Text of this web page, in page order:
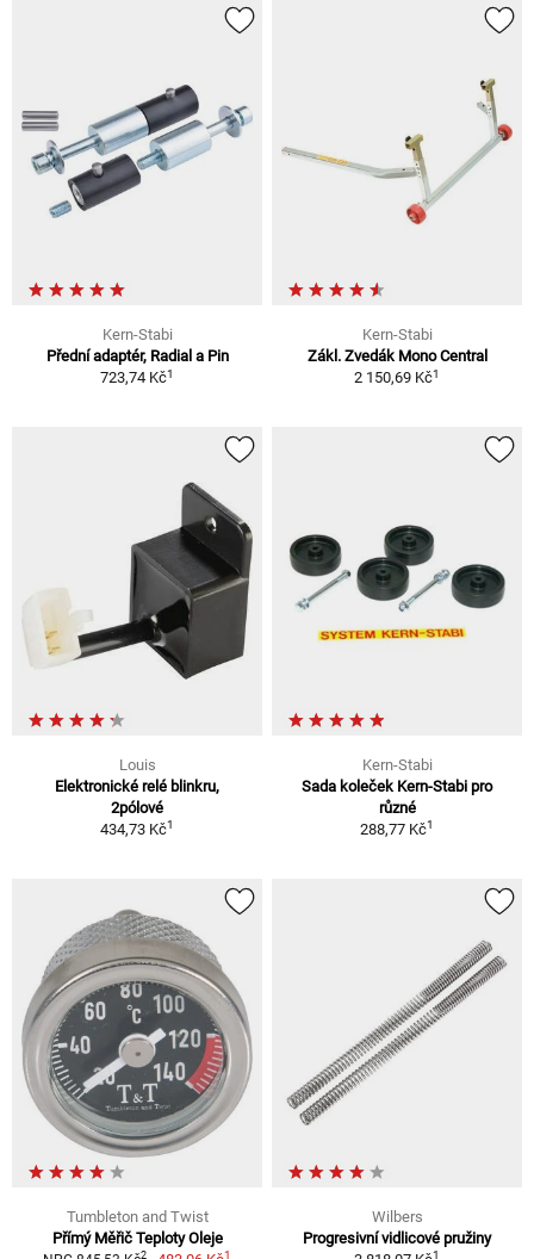
Kern-Stabi
Přední adaptér, Radial a Pin
723,74 Kč1
Kern-Stabi
Zákl. Zvedák Mono Central
2 150,69 Kč1
Louis
Elektronické relé blinkru,
2pólové
434,73 Kč1
Kern-Stabi
Sada koleček Kern-Stabi pro
různé
288,77 Kč1
Tumbleton and Twist
Přímý Měřič Teploty Oleje
2 1
Wilbers
Progresivní vidlicové pružiny
1